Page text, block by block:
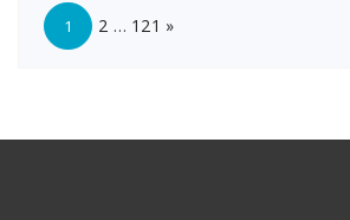
Page:
1 2 … 121 »